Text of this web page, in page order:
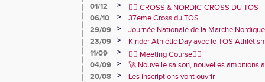
01/12
>
🏃‍♂️ CROSS & NORDIC-CROSS DU
et de convivialité ! 🏃‍♀️
06/10 >
37eme Cross du TOS
29/09
>
Journée Nationale de la Marche Nordique
23/09
>
Kinder Athlétic Day avec le TOS
11/09
>
🏃‍♂️ Meeting Course🏃‍♀️
04/09
>
🚀 Nouvelle saison, nouvelles ambitions
20/08
>
Les inscriptions vont ouvrir